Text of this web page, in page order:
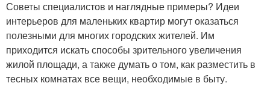
Советы специалистов и наглядные примеры? Идеи
интерьеров для маленьких квартир могут оказаться
полезными для многих городских жителей. Им
приходится искать способы зрительного увеличения
жилой площади, а также думать о том, как разместить в
тесных комнатах все вещи, необходимые в быту.